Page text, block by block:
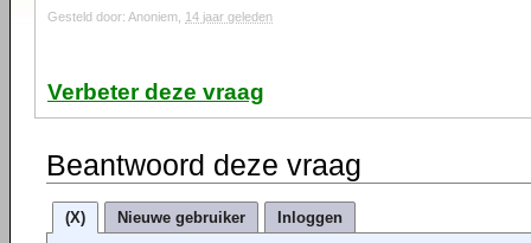
Gesteld door: Anoniem, 14 jaar geleden
Verbeter deze vraag
Beantwoord deze vraag
(X) Nieuwe gebruiker Inloggen